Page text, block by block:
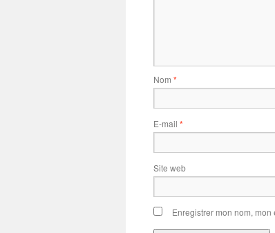
Nom *
E-mail *
Site web
Enregistrer mon nom,